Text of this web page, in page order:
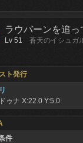
ラウバーンを追っ
Lv 51
蒼天のイシュガ
ト発行
ゥナ X:22.0 Y:5.0
件